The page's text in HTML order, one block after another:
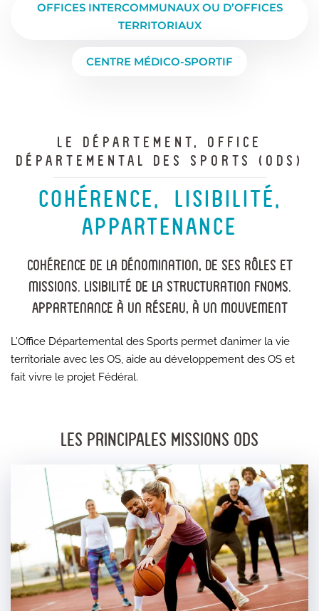
OFFICES INTERCOMMUNAUX OU D’OFFICES
TERRITORIAUX
CENTRE MÉDICO-SPORTIF
LE DÉPARTEMENT, OFFICE
DÉPARTEMENTAL DES SPORTS (ODS)
COHÉRENCE, LISIBILITÉ,
APPARTENANCE
Cohérence de la dénomination, de ses rôles et
missions. Lisibilité de la structuration FNOMS.
Appartenance à un réseau, à un mouvement
L’Office Départemental des Sports permet d’animer la vie
territoriale avec les OS, aide au développement des OS et
fait vivre le projet Fédéral.
LES PRINCIPALES MISSIONS ODS